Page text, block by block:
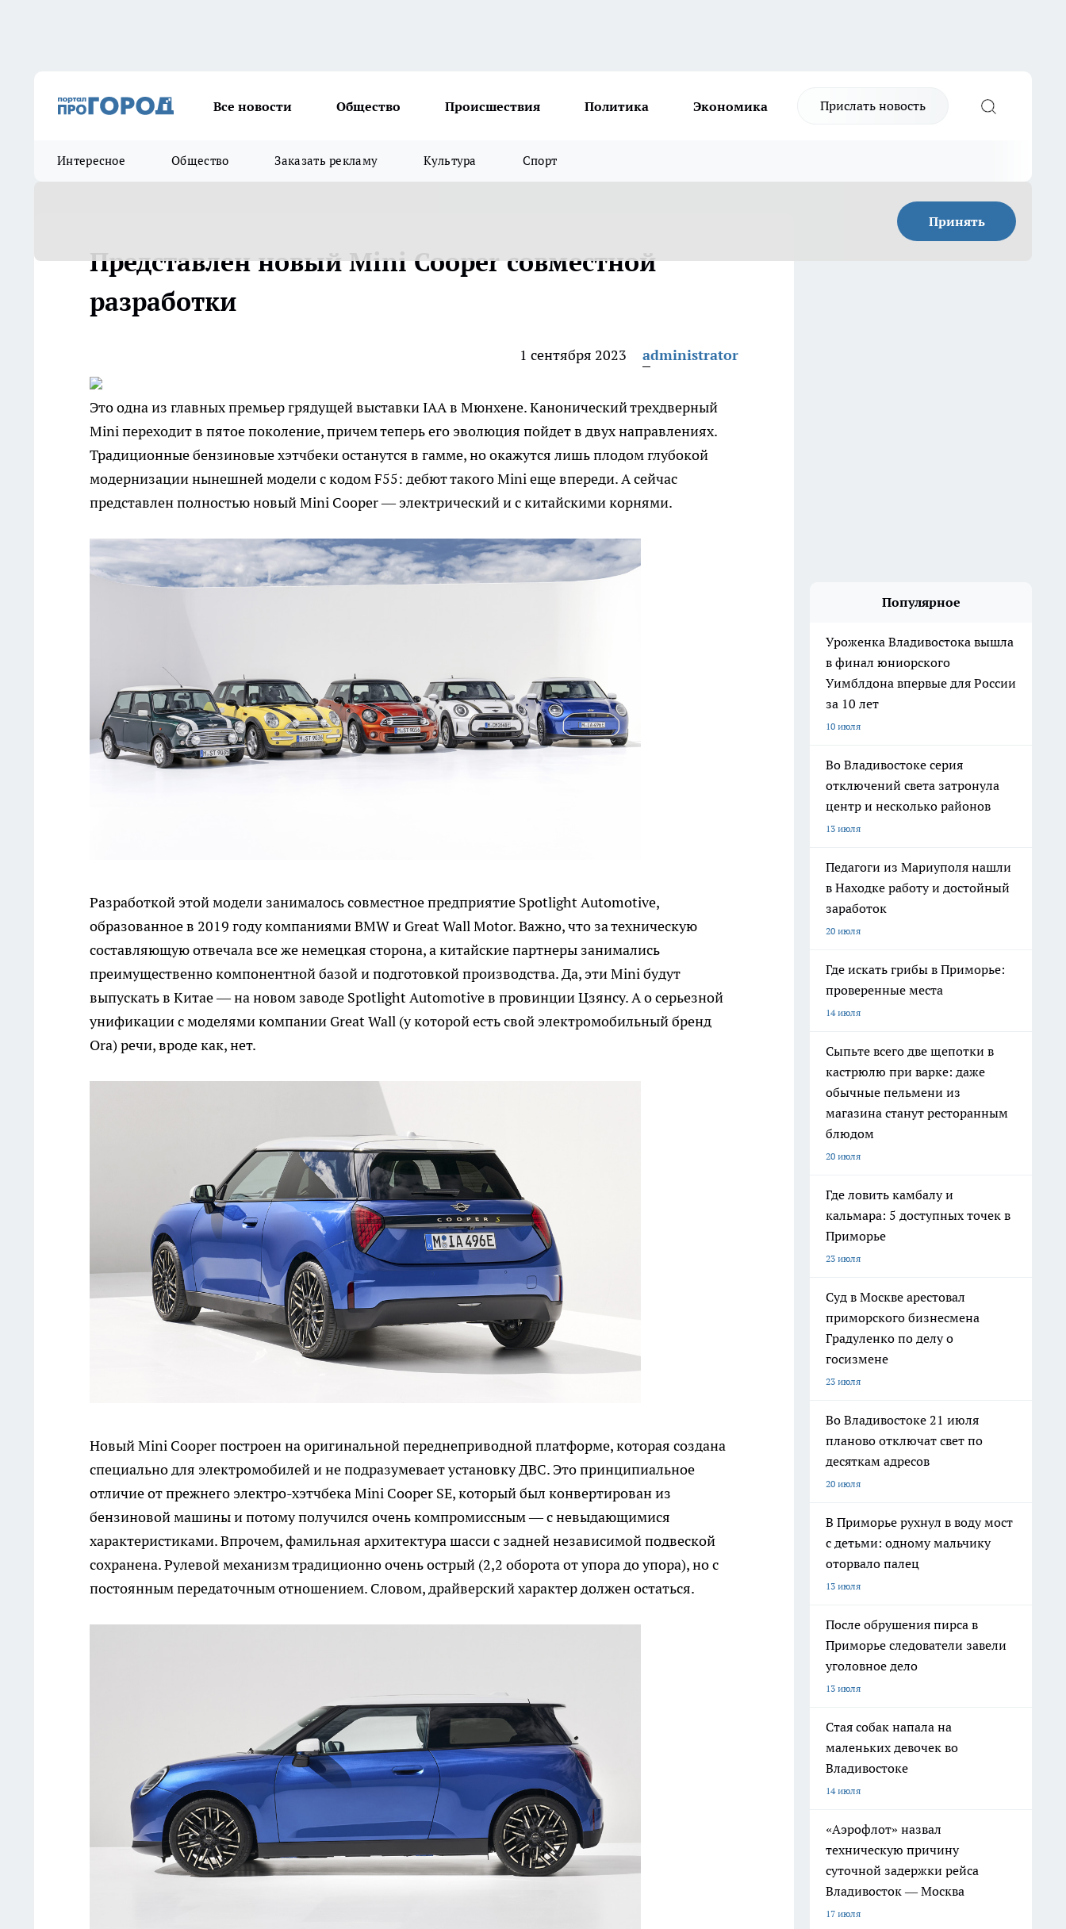
Все новости Общество Происшествия Политика Экономика Прислать новость
Интересное Общество Заказать рекламу Культура Спорт
Принять
Представлен новый Mini Cooper совместной
разработки
1 сентября 2023 administrator
Это одна из главных премьер грядущей выставки IAA в Мюнхене. Канонический трехдверный
Mini переходит в пятое поколение, причем теперь его эволюция пойдет в двух направлениях.
Традиционные бензиновые хэтчбеки останутся в гамме, но окажутся лишь плодом глубокой
модернизации нынешней модели с кодом F55: дебют такого Mini еще впереди. А сейчас
представлен полностью новый Mini Cooper — электрический и с китайскими корнями.
Разработкой этой модели занималось совместное предприятие Spotlight Automotive,
образованное в 2019 году компаниями BMW и Great Wall Motor. Важно, что за техническую
составляющую отвечала все же немецкая сторона, а китайские партнеры занимались
преимущественно компонентной базой и подготовкой производства. Да, эти Mini будут
выпускать в Китае — на новом заводе Spotlight Automotive в провинции Цзянсу. А о серьезной
унификации с моделями компании Great Wall (у которой есть свой электромобильный бренд
Ora) речи, вроде как, нет.
Новый Mini Cooper построен на оригинальной переднеприводной платформе, которая создана
специально для электромобилей и не подразумевает установку ДВС. Это принципиальное
отличие от прежнего электро-хэтчбека Mini Cooper SE, который был конвертирован из
бензиновой машины и потому получился очень компромиссным — с невыдающимися
характеристиками. Впрочем, фамильная архитектура шасси с задней независимой подвеской
сохранена. Рулевой механизм традиционно очень острый (2,2 оборота от упора до упора), но с
постоянным передаточным отношением. Словом, драйверский характер должен остаться.
Популярное
Уроженка Владивостока вышла
в финал юниорского
Уимблдона впервые для России
за 10 лет
10 июля
Во Владивостоке серия
отключений света затронула
центр и несколько районов
13 июля
Педагоги из Мариуполя нашли
в Находке работу и достойный
заработок
20 июля
Где искать грибы в Приморье:
проверенные места
14 июля
Сыпьте всего две щепотки в
кастрюлю при варке: даже
обычные пельмени из
магазина станут ресторанным
блюдом
20 июля
Где ловить камбалу и
кальмара: 5 доступных точек в
Приморье
23 июля
Суд в Москве арестовал
приморского бизнесмена
Градуленко по делу о
госизмене
23 июля
Во Владивостоке 21 июля
планово отключат свет по
десяткам адресов
20 июля
В Приморье рухнул в воду мост
с детьми: одному мальчику
оторвало палец
13 июля
После обрушения пирса в
Приморье следователи завели
уголовное дело
13 июля
Стая собак напала на
маленьких девочек во
Владивостоке
14 июля
«Аэрофлот» назвал
техническую причину
суточной задержки рейса
Владивосток — Москва
17 июля